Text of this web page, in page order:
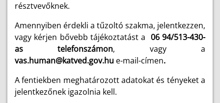
résztvevőknek.
Amennyiben érdekli a tűzoltó szakma, jelentkezzen,
vagy kérjen bővebb tájékoztatást a 06 94/513-430-
as telefonszámon, vagy a
vas.human@katved.gov.hu e-mail-címen.
A fentiekben meghatározott adatokat és tényeket a
jelentkezőnek igazolnia kell.